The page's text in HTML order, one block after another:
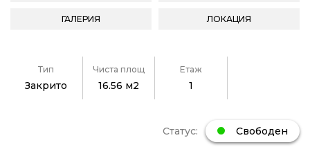
ГАЛЕРИЯ ЛОКАЦИЯ
Тип
Закрито
Чиста площ
16.56 м2
Етаж
1
Статус: Свободен